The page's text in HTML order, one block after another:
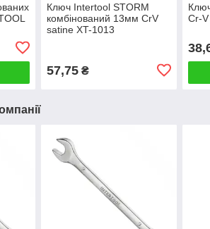
Ключ Intertool STORM
комбінований 13мм CrV
satine XT-1013
57,75₴
Cr-